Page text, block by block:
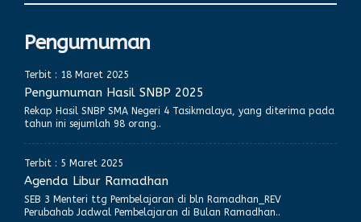
Pengumuman
Terbit : 18 Maret 2025
Pengumuman Hasil SNBP 2025
Rekap Hasil SNBP SMA Negeri 4 Tasikmalaya, yang diterima pada
tahun ini sejumlah 98 orang..
Terbit : 5 Maret 2025
Agenda Libur Ramadhan
SEB 3 Menteri ttg Pembelajaran di bln Ramadhan_REV
Perubahab Jadwal Pembelajaran di Bulan Ramadhan..